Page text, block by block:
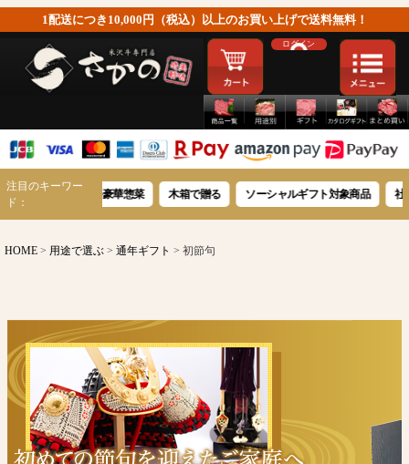
1配送につき10,000円（税込）以上のお買い上げで送料無料！
ログイン
注目のキーワー
ド：
米沢牛豪華惣菜 木箱で贈る ソーシャルギフト対象商品 社員への感謝
HOME 用途で選ぶ 通年ギフト 初節句